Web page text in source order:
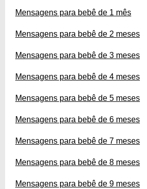
Mensagens para bebê de 1 mês
Mensagens para bebê de 2 meses
Mensagens para bebê de 3 meses
Mensagens para bebê de 4 meses
Mensagens para bebê de 5 meses
Mensagens para bebê de 6 meses
Mensagens para bebê de 7 meses
Mensagens para bebê de 8 meses
Mensagens para bebê de 9 meses